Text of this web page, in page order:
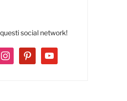
social network!
instagrampinterestyoutube